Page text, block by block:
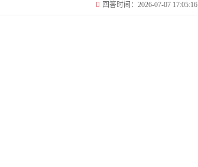
回答时间：2026-07-07 17:05:16